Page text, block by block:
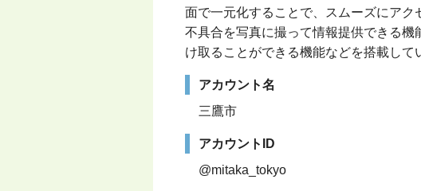
面で一元化することで、スムーズにア
不具合を写真に撮って情報提供できる
け取ることができる機能などを搭載して
アカウント名
三鷹市
アカウントID
@mitaka_tokyo